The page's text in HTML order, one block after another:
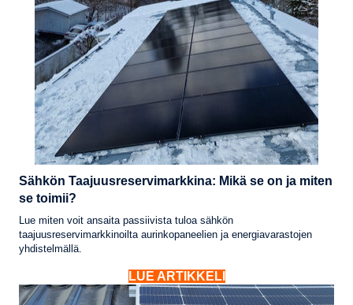
Sähkön Taajuusreservimarkkina: Mikä se on ja miten
se toimii?
Lue miten voit ansaita passiivista tuloa sähkön
taajuusreservimarkkinoilta aurinkopaneelien ja energiavarastojen
yhdistelmällä.
LUE ARTIKKELI